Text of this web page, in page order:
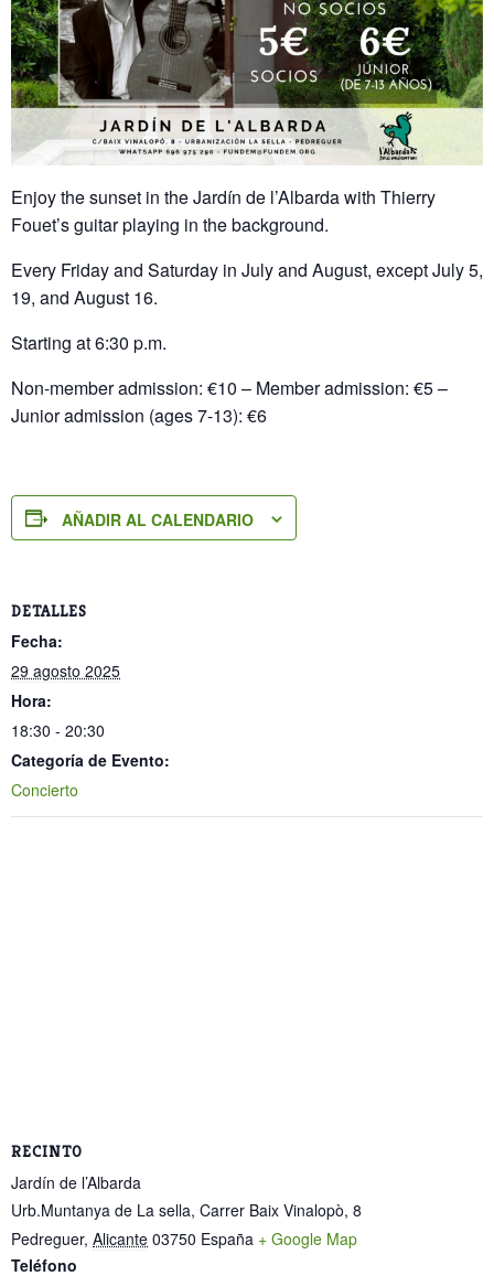
Enjoy the sunset in the Jardín de l’Albarda with Thierry
Fouet’s guitar playing in the background.
Every Friday and Saturday in July and August, except July 5,
19, and August 16.
Starting at 6:30 p.m.
Non-member admission: €10 – Member admission: €5 –
Junior admission (ages 7-13): €6
AÑADIR AL CALENDARIO
DETALLES
Fecha:
29 agosto 2025
Hora:
18:30 - 20:30
Categoría de Evento:
Concierto
RECINTO
Jardín de l’Albarda
Urb.Muntanya de La sella, Carrer Baix Vinalopò, 8
Pedreguer, Alicante 03750 España + Google Map
Teléfono